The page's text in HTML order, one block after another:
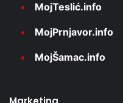
MojTeslić.info
MojPrnjavor.info
MojŠamac.info